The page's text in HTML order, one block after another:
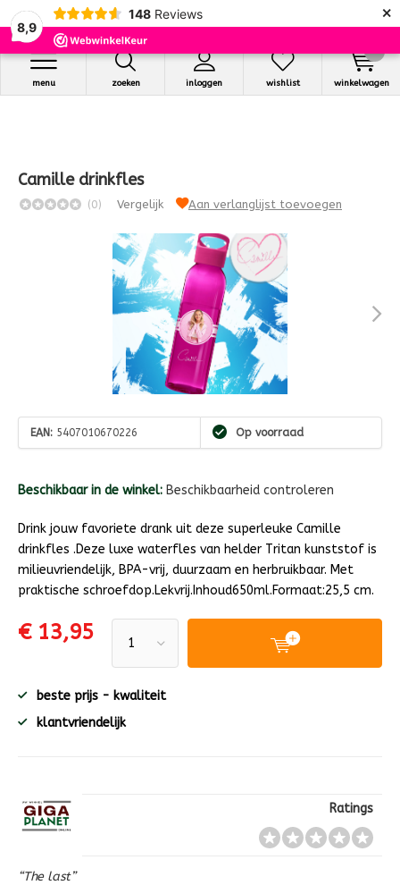
8,9
148 Reviews ×
zoeken inloggen
menu wishlist winkelwagen
Camille drinkfles
(0) Vergelijk Aan verlanglijst toevoegen
EAN: 5407010670226 Op voorraad
Beschikbaar in de winkel: Beschikbaarheid controleren
Drink jouw favoriete drank uit deze superleuke Camille
drinkfles .Deze luxe waterfles van helder Tritan kunststof is
milieuvriendelijk, BPA-vrij, duurzaam en herbruikbaar. Met
praktische schroefdop.Lekvrij.Inhoud650ml.Formaat:25,5 cm.
€ 13,95
beste prijs - kwaliteit
klantvriendelijk
Ratings
“The last”